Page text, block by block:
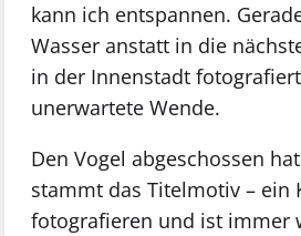
kann ich entspannen.
Wasser anstatt in die
in der Innenstadt
unerwartete Wende.
Den Vogel abgeschossen
stammt das Titelmotiv – ein
fotografieren und ist immer